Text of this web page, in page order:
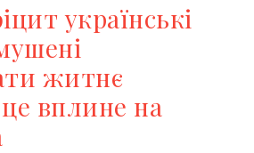
українські
житнє
вплине на